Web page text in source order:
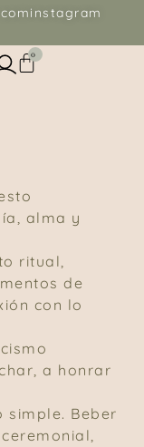
instagram
0
alma y
ritual,
de
con lo
a honrar
Beber